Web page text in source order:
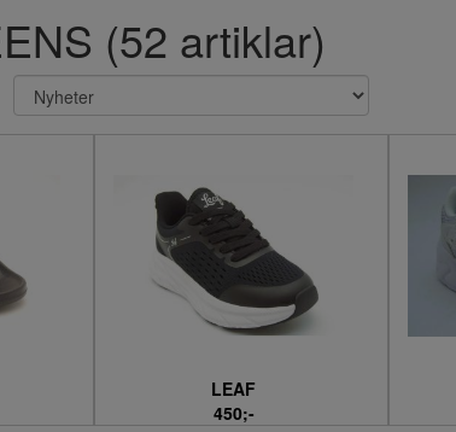
(52 artiklar)
LEAF
450;-